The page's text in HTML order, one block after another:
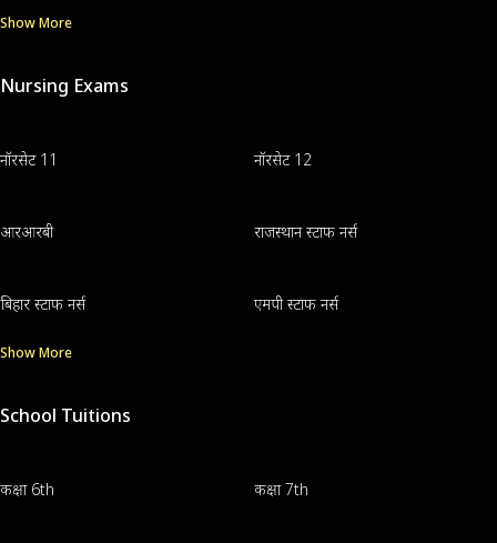
Show More
Nursing Exams
नॉरसेट 11 नॉरसेट 12
आरआरबी राजस्थान स्टाफ नर्स
बिहार स्टाफ नर्स एमपी स्टाफ नर्स
Show More
School Tuitions
कक्षा 6th कक्षा 7th